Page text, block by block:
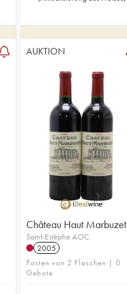
AUKTION
Château Haut Marbuzet
Saint-Estèphe AOC
2005
Posten von 2 Flaschen | 0
Gebote